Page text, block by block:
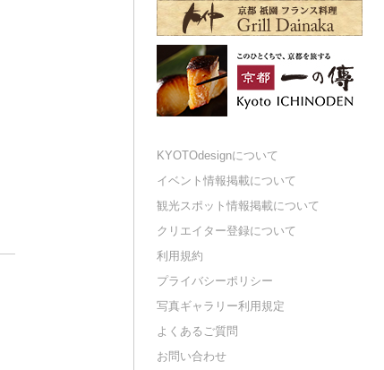
KYOTOdesignについて
イベント情報掲載について
観光スポット情報掲載について
クリエイター登録について
利用規約
プライバシーポリシー
写真ギャラリー利用規定
よくあるご質問
お問い合わせ